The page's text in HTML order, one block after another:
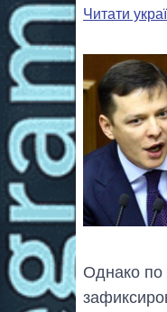
Читати
Однако по